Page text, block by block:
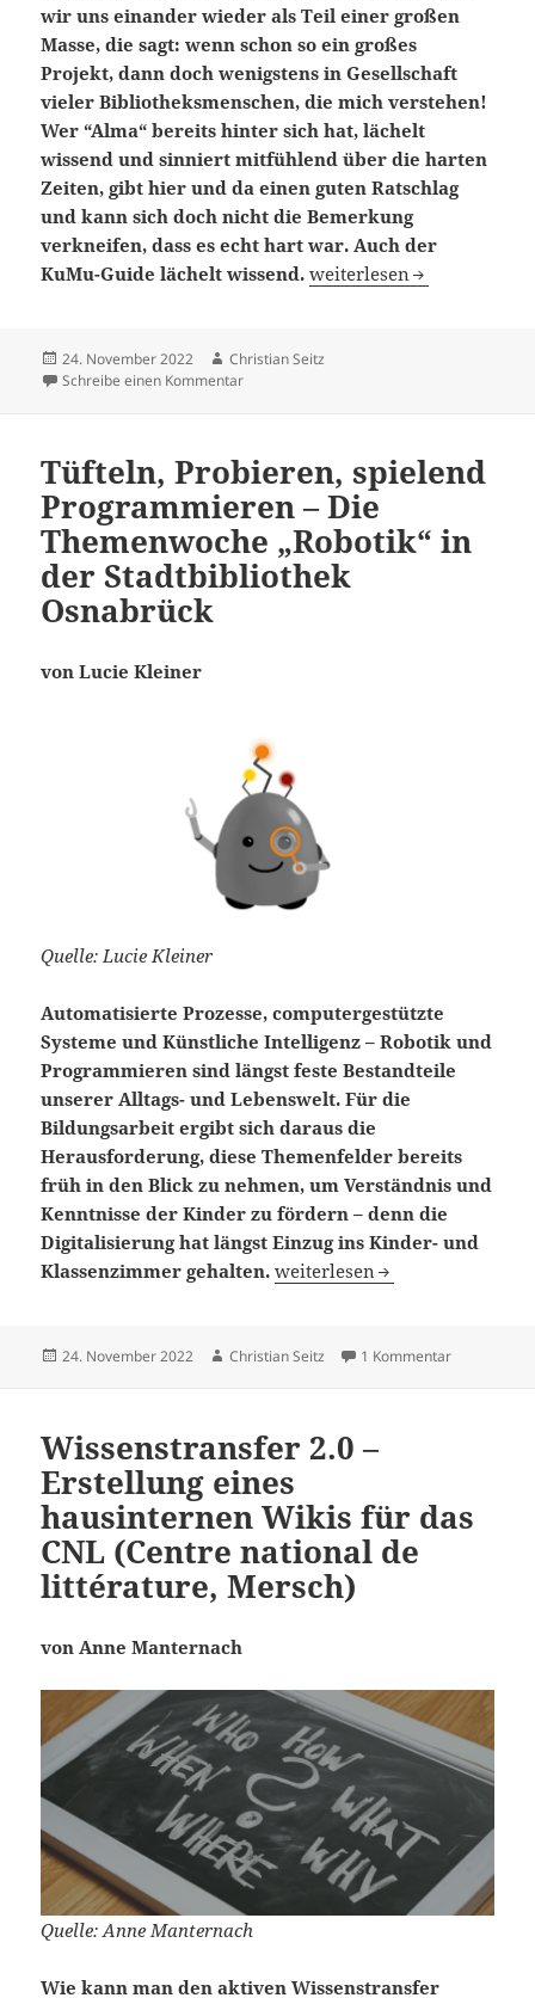
wir uns einander wieder als Teil einer großen
Masse, die sagt: wenn schon so ein großes
Projekt, dann doch wenigstens in Gesellschaft
vieler Bibliotheksmenschen, die mich verstehen!
Wer “Alma“ bereits hinter sich hat, lächelt
wissend und sinniert mitfühlend über die harten
Zeiten, gibt hier und da einen guten Ratschlag
und kann sich doch nicht die Bemerkung
verkneifen, dass es echt hart war. Auch der
KuMu-Guide lächelt wissend. Don’t panic! KuMu-
weiterlesen
Veröffentlicht
am
24. November 2022 Autor
Christian Seitz
Schreibe einen Kommentarzu Don’t panic! KuMu-Guide to Alma. Ein
Tüfteln, Probieren, spielend
Programmieren – Die
Themenwoche „Robotik“ in
der Stadtbibliothek
Osnabrück
von Lucie Kleiner
Quelle: Lucie Kleiner
Automatisierte Prozesse, computergestützte
Systeme und Künstliche Intelligenz – Robotik und
Programmieren sind längst feste Bestandteile
unserer Alltags- und Lebenswelt. Für die
Bildungsarbeit ergibt sich daraus die
Herausforderung, diese Themenfelder bereits
früh in den Blick zu nehmen, um Verständnis und
Kenntnisse der Kinder zu fördern – denn die
Digitalisierung hat längst Einzug ins Kinder- und
Klassenzimmer gehalten. Tüfteln, Probieren, spielend
weiterlesen
Veröffentlicht
24. November 2022 Autor
Christian Seitz 1 Kommentarzu Tüfteln,
Wissenstransfer 2.0 –
Erstellung eines
hausinternen Wikis für das
CNL (Centre national de
littérature, Mersch)
von Anne Manternach
Quelle: Anne Manternach
Wie kann man den aktiven Wissenstransfer